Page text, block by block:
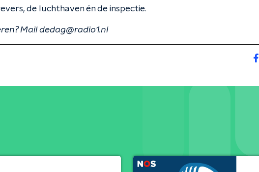
de luchthaven én de inspectie.
Mail dedag@radio1.nl